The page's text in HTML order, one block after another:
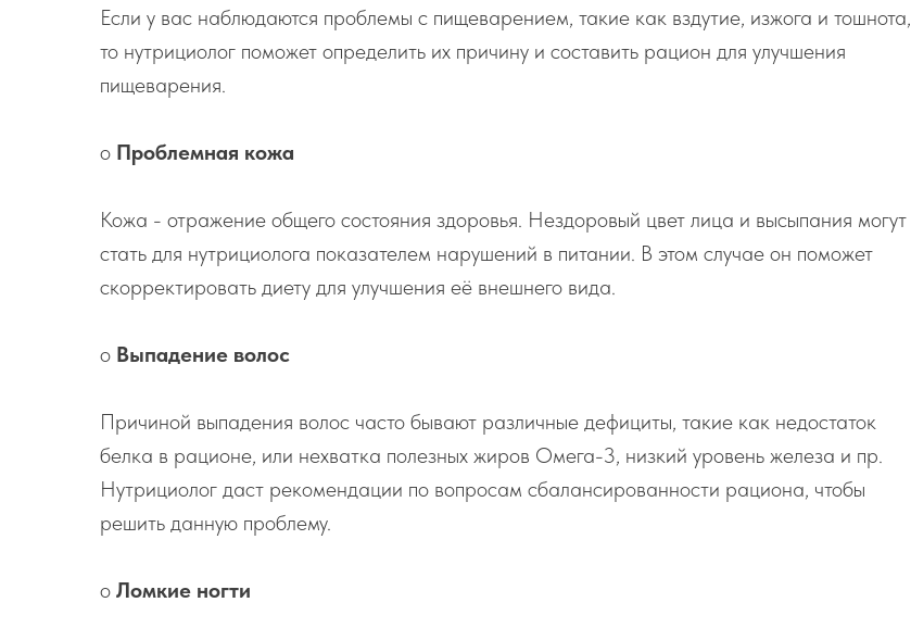
Если у вас наблюдаются проблемы с пищеварением, такие как вздутие, изжога и тошнота,
то нутрициолог поможет определить их причину и составить рацион для улучшения
пищеварения.
o Проблемная кожа
Кожа - отражение общего состояния здоровья. Нездоровый цвет лица и высыпания могут
стать для нутрициолога показателем нарушений в питании. В этом случае он поможет
скорректировать диету для улучшения её внешнего вида.
o Выпадение волос
Причиной выпадения волос часто бывают различные дефициты, такие как недостаток
белка в рационе, или нехватка полезных жиров Омега-3, низкий уровень железа и пр.
Нутрициолог даст рекомендации по вопросам сбалансированности рациона, чтобы
решить данную проблему.
o Ломкие ногти